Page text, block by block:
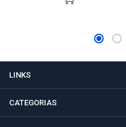
LINKS
CATEGORIAS